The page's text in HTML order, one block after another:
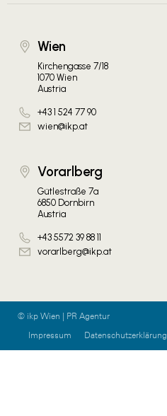
Wien
Kirchengasse 7/18
1070 Wien
Austria
+43 1 524 77 90
wien@ikp.at
Vorarlberg
Gütlestraße 7a
6850 Dornbirn
Austria
+43 5572 39 88 11
vorarlberg@ikp.at
© ikp Wien | PR Agentur
Impressum
Datenschutzerklärung